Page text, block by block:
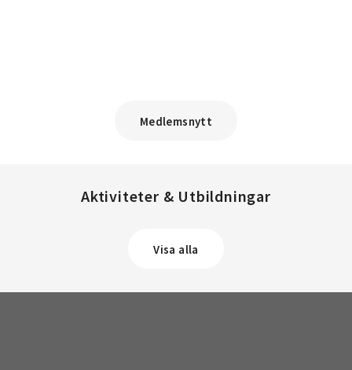
Medlemsnytt
Aktiviteter & Utbildningar
Visa alla